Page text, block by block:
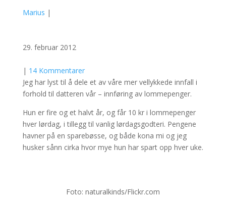
Marius |
29. februar 2012
| 14 Kommentarer
Jeg har lyst til å dele et av våre mer vellykkede innfall i
forhold til datteren vår – innføring av lommepenger.
Hun er fire og et halvt år, og får 10 kr i lommepenger
hver lørdag, i tillegg til vanlig lørdagsgodteri. Pengene
havner på en sparebøsse, og både kona mi og jeg
husker sånn cirka hvor mye hun har spart opp hver uke.
Foto: naturalkinds/Flickr.com